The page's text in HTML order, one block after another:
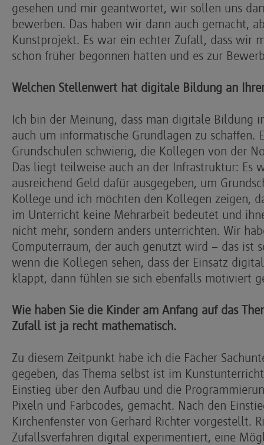
gesehen und mir geantwortet, wir sollen uns
bewerben. Das haben wir dann auch gemacht,
Kunstprojekt. Es war ein echter Zufall, dass wir
schon früher begonnen hatten und es zur
Welchen Stellenwert hat digitale Bildung an
Ich bin der Meinung, dass man digitale Bildung
auch um informatische Grundlagen zu schaffen.
Grundschulen schwierig, die Kollegen von der
Das liegt teilweise auch an der Infrastruktur: Es
ausreichend Geld dafür ausgegeben, um
Kollege und ich möchten den Kollegen zeigen,
im Unterricht keine Mehrarbeit bedeutet und
nicht mehr, sondern anders unterrichten. Wir
Computerraum, der auch genutzt wird – das ist
wenn die Kollegen sehen, dass der Einsatz
klappt, dann fühlen sie sich ebenfalls motiviert
Wie haben Sie die Kinder am Anfang auf das
Zufall ist ja recht mathematisch.
Zu diesem Zeitpunkt habe ich die Fächer
gegeben, das Thema selbst ist im
Einstieg über den Aufbau und die
Pixeln und Farbcodes, gemacht. Nach den
Kirchenfenster von Gerhard Richter vorgestellt.
Zufallsverfahren digital experimentiert, eine